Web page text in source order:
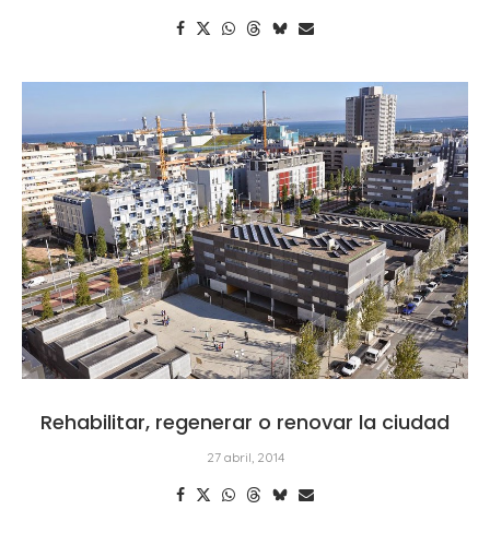
Rehabilitar, regenerar o renovar la ciudad
27 abril, 2014